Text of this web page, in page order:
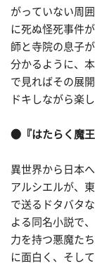
がっていない周
に死ぬ怪死事件
師と寺院の息子
分かるように、
で見ればその展
ドキしながら楽
●『はたらく魔王
異世界から日本
アルシエルが、
で送るドタバタ
よる同名小説で
力を持つ悪魔た
に面白く、そし